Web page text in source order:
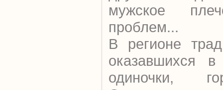
мужское
проблем...
В регионе
оказавшихся
одиночки,